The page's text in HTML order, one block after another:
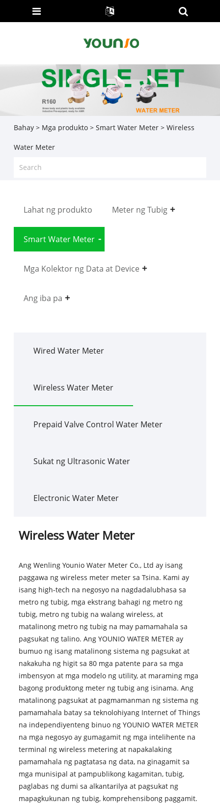
Bahay > Mga produkto> Smart Water Meter> Wireless
Water Meter
Lahat ng produkto Meter ng Tubig
Smart Water Meter
Mga Kolektor ng Data at Device
Ang iba pa
Wired Water Meter
Wireless Water Meter
Prepaid Valve Control Water Meter
Sukat ng Ultrasonic Water
Electronic Water Meter
Wireless Water Meter
Ang Wenling Younio Water Meter Co., Ltd ay isang
paggawa ng wireless meter meter sa Tsina. Kami ay
isang high-tech na negosyo na nagdadalubhasa sa
metro ng tubig, mga ekstrang bahagi ng metro ng
tubig, metro ng tubig na walang wireless, at
matalinong metro ng tubig na may pamamahala sa
pagsukat ng talino. Ang YOUNIO WATER METER ay
bumuo ng isang matalinong sistema ng pagsukat at
nakakuha ng higit sa 80 mga patente para sa mga
imbensyon at mga modelo ng utility, at maraming mga
bagong produktong meter ng tubig ang isinama. Ang
matalinong pagsukat at pagmamanman ng sistema ng
pamamahala batay sa teknolohiyang Internet of Things
na independiyenteng binuo ng YOUNIO WATER METER
na mga negosyo ay gumagamit ng mga intelihente na
terminal ng wireless metering at napakalaking
pamamahala ng pagtatasa ng data, na ginagamit sa
mga munisipal at pampublikong kagamitan, tubig,
paglabas ng dumi sa alkantarilya at pagsukat ng
mapagkukunan ng tubig, komprehensibong paggamit.